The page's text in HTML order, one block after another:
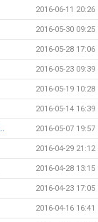
2016-06-11 20:26
2016-05-30 09:25
2016-05-28 17:06
2016-05-23 09:39
2016-05-19 10:28
2016-05-14 16:39
2016-05-07 19:57
2016-04-29 21:12
2016-04-28 13:15
2016-04-23 17:05
2016-04-16 16:41